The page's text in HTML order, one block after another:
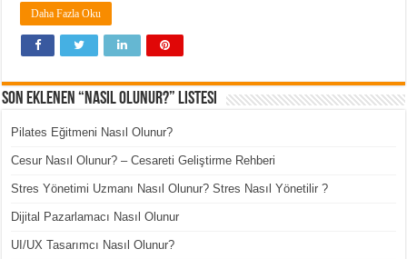
Daha Fazla Oku
Son Eklenen “Nasıl Olunur?” Listesi
Pilates Eğitmeni Nasıl Olunur?
Cesur Nasıl Olunur? – Cesareti Geliştirme Rehberi
Stres Yönetimi Uzmanı Nasıl Olunur? Stres Nasıl Yönetilir ?
Dijital Pazarlamacı Nasıl Olunur
UI/UX Tasarımcı Nasıl Olunur?